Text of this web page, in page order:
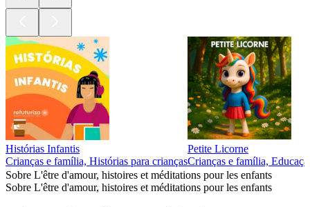
Histórias Infantis
Crianças e família, Histórias para crianças
Petite Licorne
Crianças e família,
Sobre L'être d'amour, histoires et méditations pour les enfants
Sobre L'être d'amour, histoires et méditations pour les enfants